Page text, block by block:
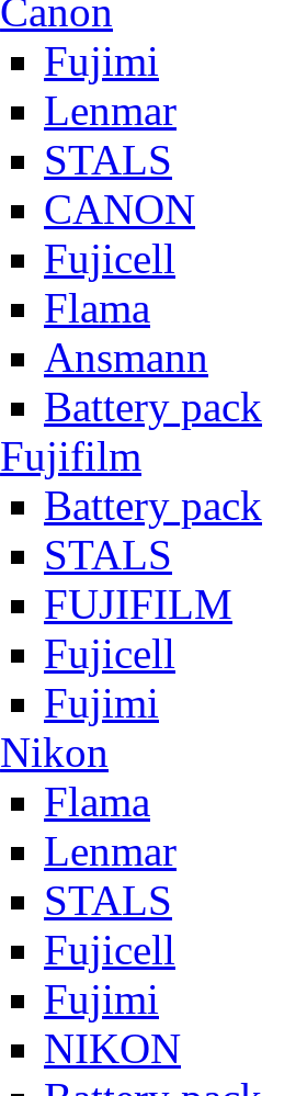
Canon
Fujimi
Lenmar
STALS
CANON
Fujicell
Flama
Ansmann
Battery pack
Fujifilm
Battery pack
STALS
FUJIFILM
Fujicell
Fujimi
Nikon
Flama
Lenmar
STALS
Fujicell
Fujimi
NIKON